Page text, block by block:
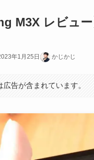
M3X レビュ
年1月25日 かじかじ
告が含まれています。